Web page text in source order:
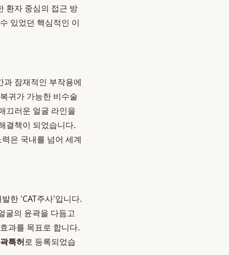
환자 중심의 접근 방
있었던 핵심적인 이
잠재적인 부작용에
귀가 가능한 비수술
끄러운 얼굴 라인을
결책이 되었습니다.
은 국내를 넘어 세계
한 'CAT주사'입니다.
굴의 윤곽을 다듬고
과를 목표로 합니다.
특허로 등록되었습